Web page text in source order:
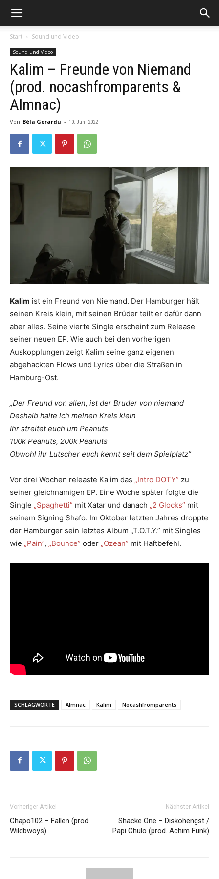
Start Sound und Video
Sound und Video
Kalim – Freunde von Niemand
(prod. nocashfromparents &
Almnac)
Von Béla Gerardu - 10. Juni 2022
Kalim ist ein Freund von Niemand. Der Hamburger hält
seinen Kreis klein, mit seinen Brüder teilt er dafür dann
aber alles. Seine vierte Single erscheint zum Release
seiner neuen EP. Wie auch bei den vorherigen
Auskopplungen zeigt Kalim seine ganz eigenen,
abgehackten Flows und Lyrics über die Straßen in
Hamburg-Ost.
„Der Freund von allen, ist der Bruder von niemand
Deshalb halte ich meinen Kreis klein
Ihr streitet euch um Peanuts
100k Peanuts, 200k Peanuts
Obwohl ihr Lutscher euch kennt seit dem Spielplatz”
Vor drei Wochen releaste Kalim das „Intro DOTY” zu
seiner gleichnamigen EP. Eine Woche später folgte die
Single „Spaghetti” mit Xatar und danach „2 Glocks” mit
seinem Signing Shafo. Im Oktober letzten Jahres droppte
der Hamburger sein letztes Album „T.O.T.Y.” mit Singles
wie „Pain”, „Bounce” oder „Ozean” mit Haftbefehl.
SCHLAGWORTE Almnac Kalim Nocashfromparents
Vorheriger Artikel
Chapo102 – Fallen (prod.
Wildbwoys)
Nächster Artikel
Shacke One – Diskohengst /
Papi Chulo (prod. Achim Funk)